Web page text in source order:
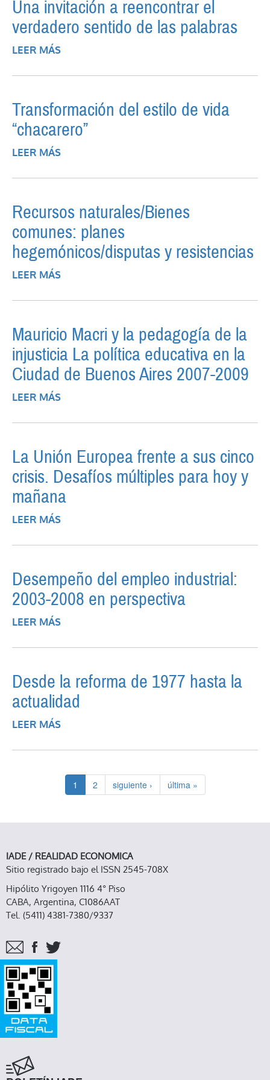
Una invitación a reencontrar el
verdadero sentido de las palabras
LEER MÁS
PALABRAS
Transformación del estilo de vida
“chacarero”
LEER MÁS
Recursos naturales/Bienes
comunes: planes
hegemónicos/disputas y resistencias
LEER MÁS
HEGEMÓNICOS/DISPUTAS Y
Mauricio Macri y la pedagogía de la
injusticia La política educativa en la
Ciudad de Buenos Aires 2007-2009
LEER MÁS
EN LA CIUDAD DE BUENOS AIRES 2007-
La Unión Europea frente a sus cinco
crisis. Desafíos múltiples para hoy y
mañana
LEER MÁS
HOY Y MAÑANA
Desempeño del empleo industrial:
2003-2008 en perspectiva
LEER MÁS
Desde la reforma de 1977 hasta la
actualidad
LEER MÁS
1 2 siguiente › última »
IADE / REALIDAD ECONOMICA
Sitio registrado bajo el ISSN 2545-708X
Hipólito Yrigoyen 1116 4° Piso
CABA, Argentina, C1086AAT
Tel. (5411) 4381-7380/9337